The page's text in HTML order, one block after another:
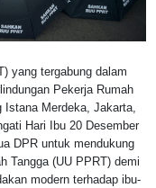
yang tergabung dalam
Pekerja Rumah
Merdeka, Jakarta,
Hari Ibu 20 Desember
DPR untuk mendukung
Tangga (UU PPRT) demi
modern terhadap ibu-